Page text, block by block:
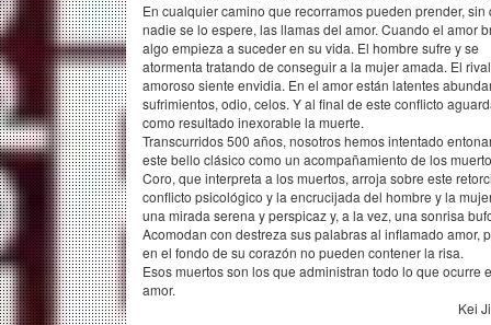
En cualquier camino que recorramos pueden prender, sin
nadie se lo espere, las llamas del amor. Cuando el amor
algo empieza a suceder en su vida. El hombre sufre y se
atormenta tratando de conseguir a la mujer amada. El rival
amoroso siente envidia. En el amor están latentes
sufrimientos, odio, celos. Y al final de este conflicto
como resultado inexorable la muerte.
Transcurridos 500 años, nosotros hemos intentado
este bello clásico como un acompañamiento de los
Coro, que interpreta a los muertos, arroja sobre este
conflicto psicológico y la encrucijada del hombre y la
una mirada serena y perspicaz y, a la vez, una sonrisa
Acomodan con destreza sus palabras al inflamado amor,
en el fondo de su corazón no pueden contener la risa.
Esos muertos son los que administran todo lo que ocurre
amor.
Kei